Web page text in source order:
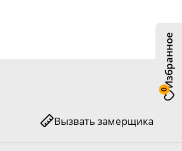
0
Избранное
Вызвать замерщика